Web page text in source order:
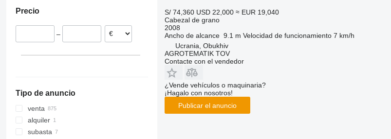
Francia
Bulgaria
Precio
–
Tipo de anuncio
venta
alquiler
subasta
S/ 74,360 USD 22,000 ≈ EUR 19,040
Cabezal de grano
2008
Ancho de alcance 9.1 m Velocidad de funcionamiento 7 km/h
Ucrania, Obukhiv
AGROTEMATIK TOV
Contacte con el vendedor
¿Vende vehículos o maquinaria?
¡Hagalo con nosotros!
Publicar el anuncio